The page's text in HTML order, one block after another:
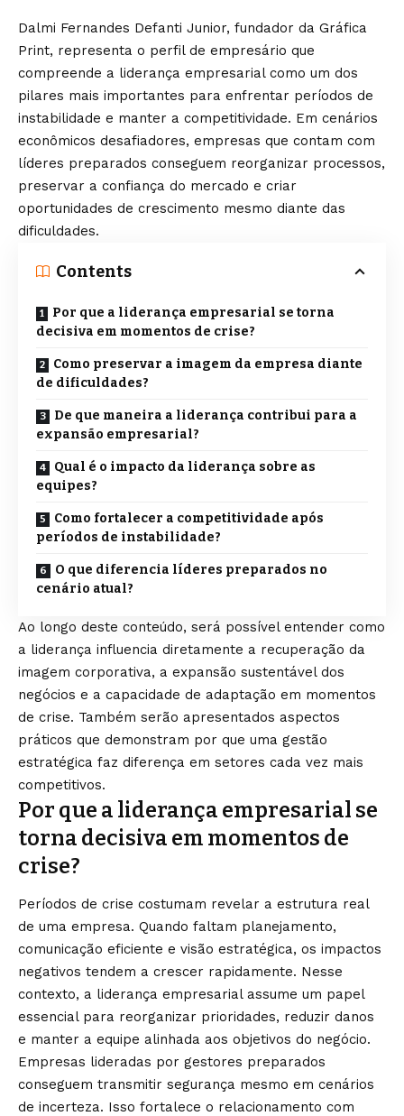
Dalmi Fernandes Defanti Junior, fundador da Gráfica
Print, representa o perfil de empresário que
compreende a liderança empresarial como um dos
pilares mais importantes para enfrentar períodos de
instabilidade e manter a competitividade. Em cenários
econômicos desafiadores, empresas que contam com
líderes preparados conseguem reorganizar processos,
preservar a confiança do mercado e criar
oportunidades de crescimento mesmo diante das
dificuldades.
Contents
Por que a liderança empresarial se torna
decisiva em momentos de crise?
Como preservar a imagem da empresa diante
de dificuldades?
De que maneira a liderança contribui para a
expansão empresarial?
Qual é o impacto da liderança sobre as
equipes?
Como fortalecer a competitividade após
períodos de instabilidade?
O que diferencia líderes preparados no
cenário atual?
Ao longo deste conteúdo, será possível entender como
a liderança influencia diretamente a recuperação da
imagem corporativa, a expansão sustentável dos
negócios e a capacidade de adaptação em momentos
de crise. Também serão apresentados aspectos
práticos que demonstram por que uma gestão
estratégica faz diferença em setores cada vez mais
competitivos.
Por que a liderança empresarial se
torna decisiva em momentos de
crise?
Períodos de crise costumam revelar a estrutura real
de uma empresa. Quando faltam planejamento,
comunicação eficiente e visão estratégica, os impactos
negativos tendem a crescer rapidamente. Nesse
contexto, a liderança empresarial assume um papel
essencial para reorganizar prioridades, reduzir danos
e manter a equipe alinhada aos objetivos do negócio.
Empresas lideradas por gestores preparados
conseguem transmitir segurança mesmo em cenários
de incerteza. Isso fortalece o relacionamento com